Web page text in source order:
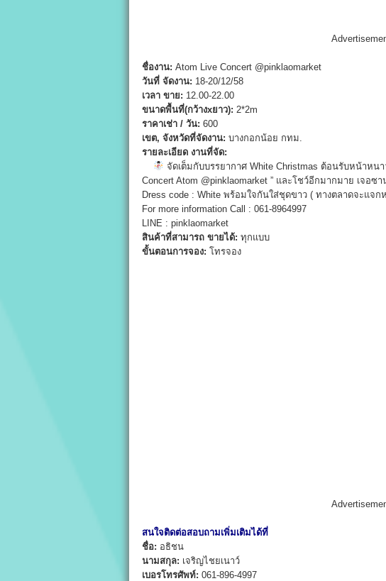
ชื่องาน: Atom Live Concert @pinklaomarket
วันที่ จัดงาน: 18-20/12/58
เวลา ขาย: 12.00-22.00
ขนาดพื้นที่(กว้างxยาว): 2*2m
ราคาเช่า / วัน: 600
เขต, จังหวัดที่จัดงาน: บางกอกน้อย กทม.
รายละเอียด งานที่จัด:
จัดเต็มกับบรรยากาศ White Christmas ต้อนรับหน้าหน
Concert Atom @pinklaomarket ” และโชว์อีกมากมาย เจอซ
Dress code : White พร้อมใจกันใส่ชุดขาว ( ทางตลาดจะแจ
For more information Call : 061-8964997
LINE : pinklaomarket
สินค้าที่สามารถ ขายได้: ทุกแบบ
ขั้นตอนการจอง: โทรจอง
สนใจติดต่อสอบถามเพิ่มเติมได้ที่
ชื่อ: อธิชน
นามสกุล: เจริญไชยเนาว์
เบอรโทรศัพท์: 061-896-4997